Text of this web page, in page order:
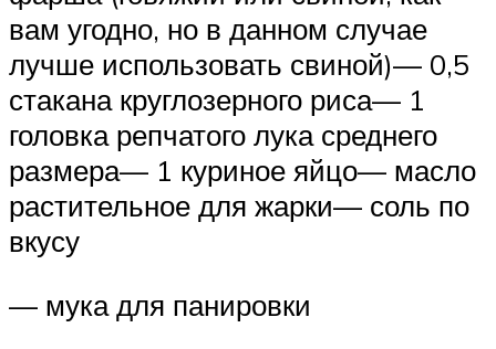
вам угодно, но в данном случае
лучше использовать свиной)— 0,5
стакана круглозерного риса— 1
головка репчатого лука среднего
размера— 1 куриное яйцо— масло
растительное для жарки— соль по
вкусу
— мука для панировки